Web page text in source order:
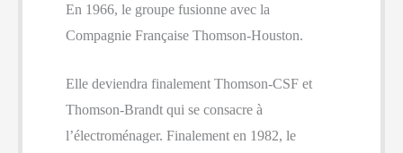
En 1966, le groupe fusionne avec la
Compagnie Française Thomson-Houston.
Elle deviendra finalement Thomson-CSF et
Thomson-Brandt qui se consacre à
l’électroménager. Finalement en 1982, le